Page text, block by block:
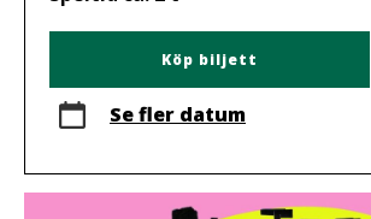
Köp biljett
Se fler datum